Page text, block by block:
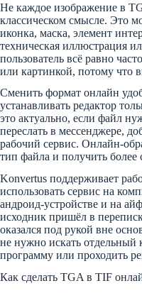
Не каждое изображение в
классическом смысле. Это
иконка, маска, элемент
техническая иллюстрация
пользователь всё равно
или картинкой, потому что
Сменить формат онлайн
устанавливать редактор
это актуально, если файл
переслать в мессенджере,
рабочий сервис. Онлайн-
тип файла и получить более
Konvertus поддерживает
использовать сервис на
андроид-устройстве и на
исходник пришёл в
оказался под рукой вне
не нужно искать отдельный
программу или проходить
Как сделать TGA в TIF